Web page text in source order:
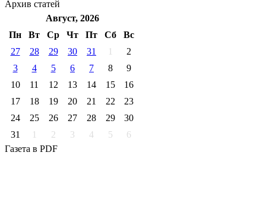
Архив статей
Август, 2026
Пн
Вт Ср Чт Пт Cб
Вс
27
28 29 30 31 1
2
3
4 5 6 7 8
9
10
11 12 13 14 15
16
17
18 19 20 21 22
23
24
25 26 27 28 29
30
31
1 2 3 4 5
6
Газета в PDF